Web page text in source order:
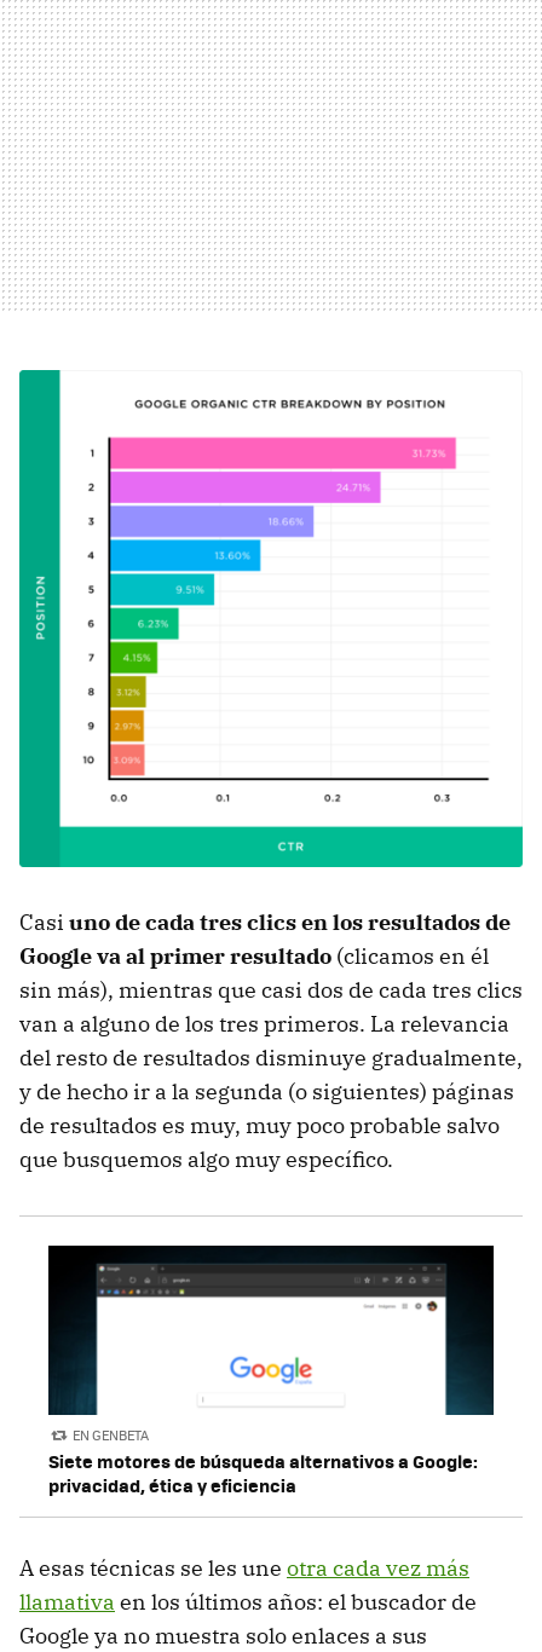
Casi uno de cada tres clics en los resultados de
Google va al primer resultado (clicamos en él
sin más), mientras que casi dos de cada tres clics
van a alguno de los tres primeros. La relevancia
del resto de resultados disminuye gradualmente,
y de hecho ir a la segunda (o siguientes) páginas
de resultados es muy, muy poco probable salvo
que busquemos algo muy específico.
EN GENBETA
Siete motores de búsqueda alternativos a Google:
privacidad, ética y eficiencia
A esas técnicas se les une otra cada vez más
llamativa en los últimos años: el buscador de
Google ya no muestra solo enlaces a sus